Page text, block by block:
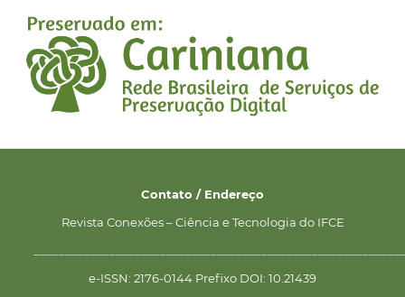
Contato / Endereço
Revista Conexões – Ciência e Tecnologia do IFCE
e-ISSN: 2176-0144 Prefixo DOI: 10.21439